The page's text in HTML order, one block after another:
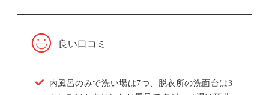
良い口コミ
内風呂のみで洗い場は7つ、脱衣所の洗面台は3